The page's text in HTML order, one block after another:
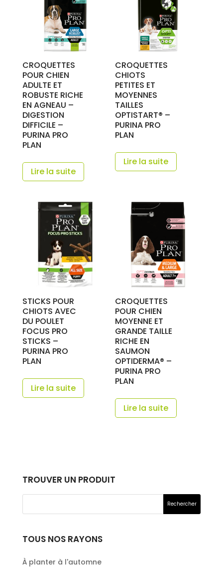
CROQUETTES
POUR CHIEN
ADULTE ET
ROBUSTE RICHE
EN AGNEAU –
DIGESTION
DIFFICILE –
PURINA PRO
PLAN
Lire la suite
CROQUETTES
CHIOTS
PETITES ET
MOYENNES
TAILLES
OPTISTART® –
PURINA PRO
PLAN
Lire la suite
STICKS POUR
CHIOTS AVEC
DU POULET
FOCUS PRO
STICKS –
PURINA PRO
PLAN
Lire la suite
CROQUETTES
POUR CHIEN
MOYENNE ET
GRANDE TAILLE
RICHE EN
SAUMON
OPTIDERMA® –
PURINA PRO
PLAN
Lire la suite
TROUVER UN PRODUIT
TOUS NOS RAYONS
À planter à l'automne